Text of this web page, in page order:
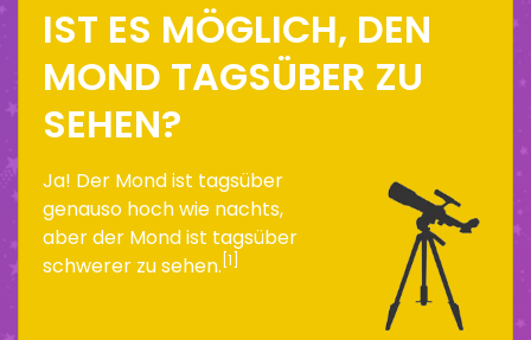
IST ES MÖGLICH, DEN
MOND TAGSÜBER ZU
SEHEN?
Ja! Der Mond ist tagsüber
genauso hoch wie nachts,
aber der Mond ist tagsüber
schwerer zu sehen. [1]